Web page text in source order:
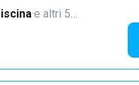
·e altri 5…